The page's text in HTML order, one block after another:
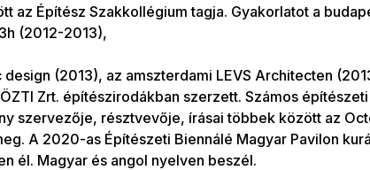
az Építész Szakkollégium tagja. Gyakorlatot a
(2012-2013),
design (2013), az amszterdami LEVS Architecten
Zrt. építészirodákban szerzett. Számos
szervezője, résztvevője, írásai többek között az
A 2020-as Építészeti Biennálé Magyar Pavilon
él. Magyar és angol nyelven beszél.